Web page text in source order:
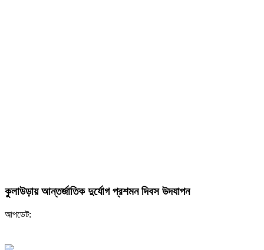
কুলাউড়ায় আন্তর্জাতিক দুর্যোগ প্রশমন দিবস উদযাপন
আপডেট: